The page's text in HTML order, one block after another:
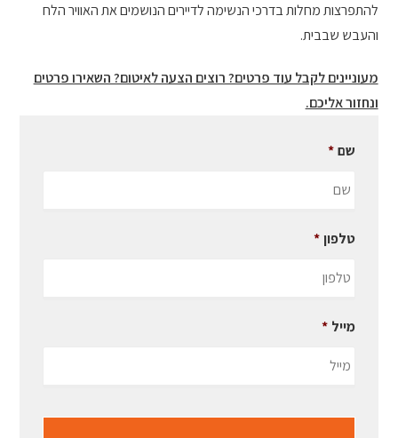
להתפרצות מחלות בדרכי הנשימה לדיירים הנושמים את האוויר הלח
והעבש שבבית.
מעוניינים לקבל עוד פרטים? רוצים הצעה לאיטום? השאירו פרטים
ונחזור אליכם.
שם *
טלפון *
מייל *